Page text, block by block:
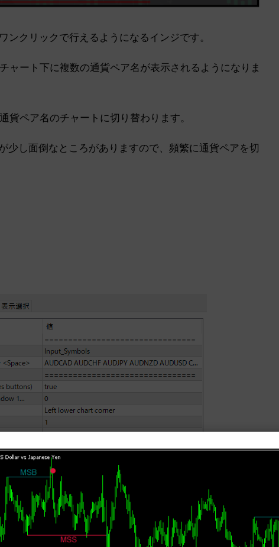
ンクリックで行えるようになるインジです。
ャート下に複数の通貨ペア名が表示されるようになりま
貨ペア名のチャートに切り替わります。
少し面倒なところがありますので、頻繁に通貨ペアを切